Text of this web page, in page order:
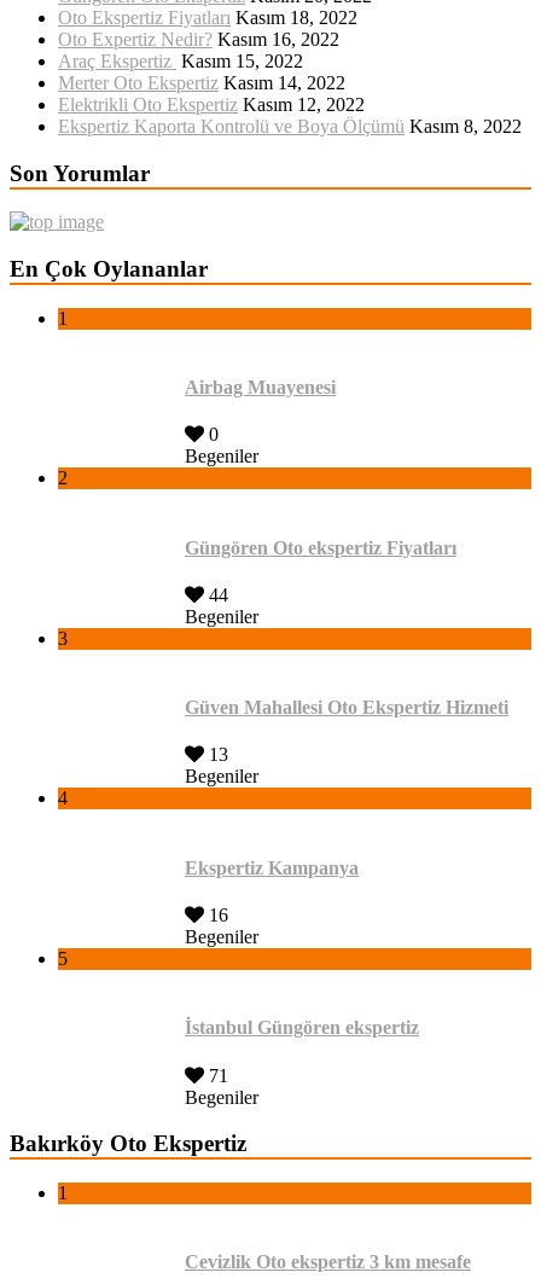
Oto Ekspertiz Fiyatları Kasım 18, 2022
Oto Expertiz Nedir? Kasım 16, 2022
Araç Ekspertiz Kasım 15, 2022
Merter Oto Ekspertiz Kasım 14, 2022
Elektrikli Oto Ekspertiz Kasım 12, 2022
Ekspertiz Kaporta Kontrolü ve Boya Ölçümü Kasım 8, 2022
Son Yorumlar
En Çok Oylananlar
1
Airbag Muayenesi
0
Begeniler
2
Güngören Oto ekspertiz Fiyatları
44
Begeniler
3
Güven Mahallesi Oto Ekspertiz Hizmeti
13
Begeniler
4
Ekspertiz Kampanya
16
Begeniler
5
İstanbul Güngören ekspertiz
71
Begeniler
Bakırköy Oto Ekspertiz
1
Cevizlik Oto ekspertiz 3 km mesafe